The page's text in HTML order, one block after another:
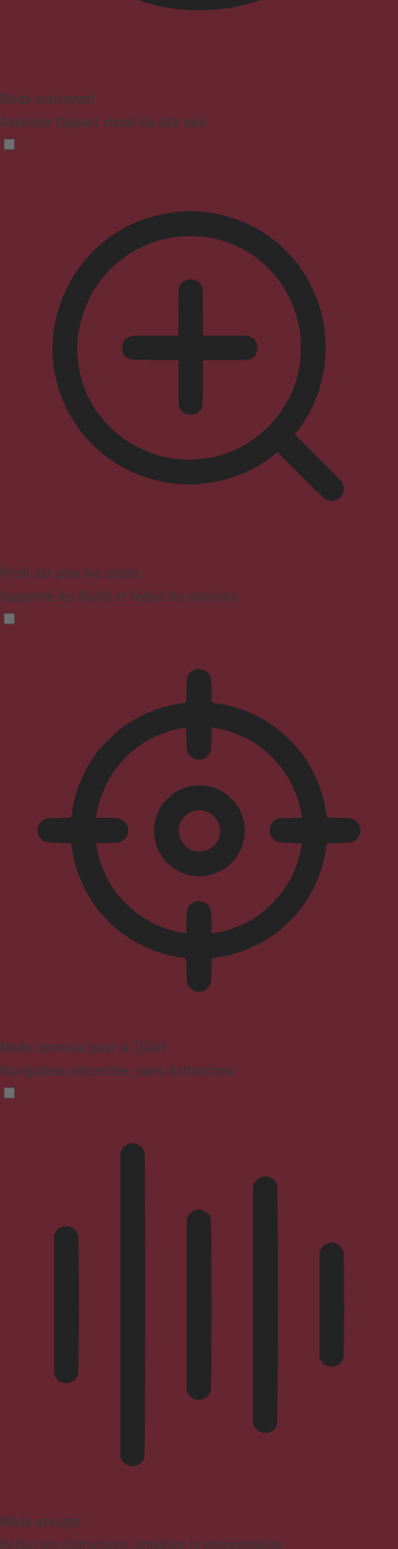
Mode malvoyant
Améliore l'aspect visuel du site web
Profil sûr pour les crises
Supprime les flashs et réduit les couleurs
Mode convivial pour le TDAH
Navigation concentrée, sans distractions
Mode aveugle
Réduit les distractions, améliore la concentration